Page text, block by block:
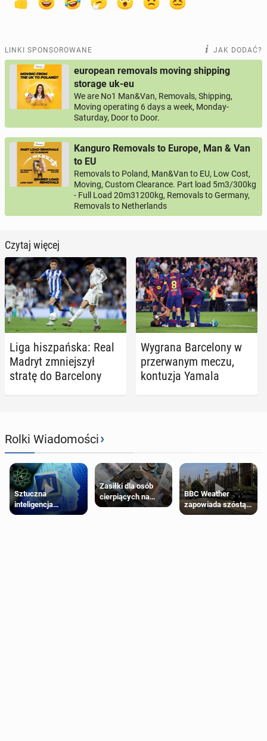
LINKI SPONSOROWANE JAK DODAĆ?
european removals moving shipping
storage uk-eu
We are No1 Man&Van, Removals, Shipping,
Moving operating 6 days a week, Monday-
Saturday, Door to Door.
Kanguro Removals to Europe, Man & Van
to EU
Removals to Poland, Man&Van to EU, Low Cost,
Moving, Custom Clearance. Part load 5m3/300kg
- Full Load 20m31200kg, Removals to Germany,
Removals to Netherlands
Czytaj więcej
Liga hisz­pań­ska: Real
Madryt zmniej­szył
stratę do Bar­ce­lo­ny
Wygrana Bar­ce­lo­ny w
prze­rwa­nym meczu,
kon­tu­zja Yamala
Rolki Wiadomości›
Sztuczna
inteligencja
próbowała oszukać
Zasiłki dla osób
cierpiących na
schorzenia
BBC Weather
zapowiada szóstą
falę upałów w